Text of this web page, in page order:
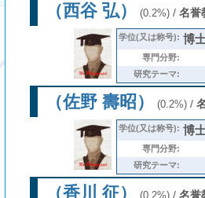
（西谷 弘） (0.2%)/ 名誉
学位(又は称号): 博
専門分野:
研究テーマ:
（佐野 壽昭） (0.2%)/
学位(又は称号): 博
専門分野:
研究テーマ:
（香川 征） (0.2%)/ 名誉